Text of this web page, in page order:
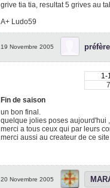
grive tia tia, resultat 5 grives au
A+ Ludo59
19 Novembre 2005
1-
7
Fin de saison
un bon final.
quelque jolies poses aujourd'hui
merci a tous ceux qui par leurs
merci aussi au createur de ce
20 Novembre 2005